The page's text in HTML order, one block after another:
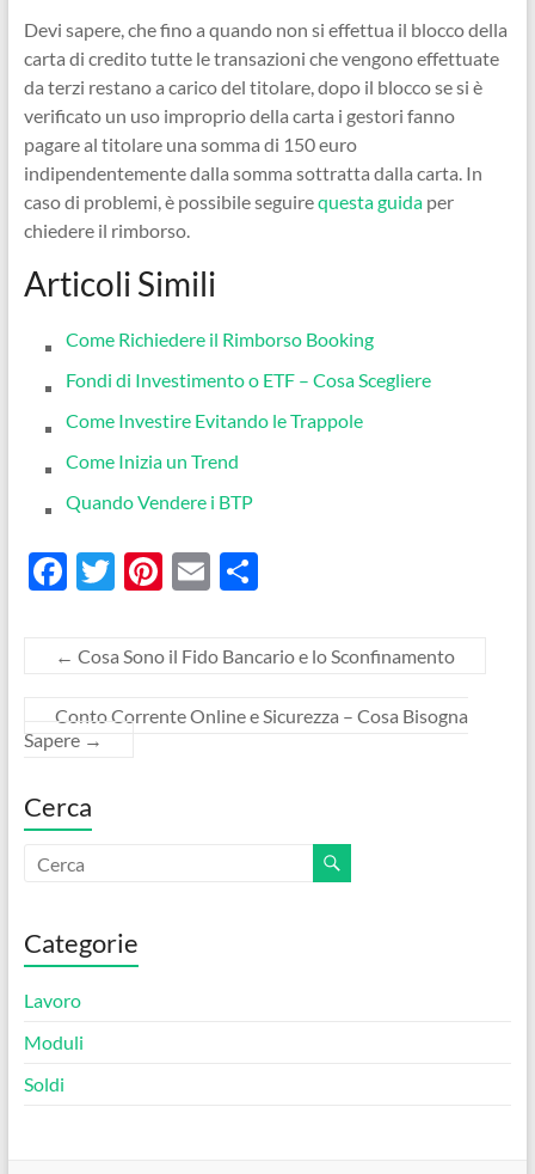
Devi sapere, che fino a quando non si effettua il blocco della
carta di credito tutte le transazioni che vengono effettuate
da terzi restano a carico del titolare, dopo il blocco se si è
verificato un uso improprio della carta i gestori fanno
pagare al titolare una somma di 150 euro
indipendentemente dalla somma sottratta dalla carta. In
caso di problemi, è possibile seguirequesta guidaper
chiedere il rimborso.
Articoli Simili
Come Richiedere il Rimborso Booking
Fondi di Investimento o ETF – Cosa Scegliere
Come Investire Evitando le Trappole
Come Inizia un Trend
Quando Vendere i BTP
F
e
o
o
k
T
itt
Pi
er
t
E
ail
C
n
vi
← Cosa Sono il Fido Bancario e lo Sconfinamento
Conto Corrente Online e Sicurezza – Cosa Bisogna
Sapere →
Cerca
Categorie
Lavoro
Moduli
Soldi